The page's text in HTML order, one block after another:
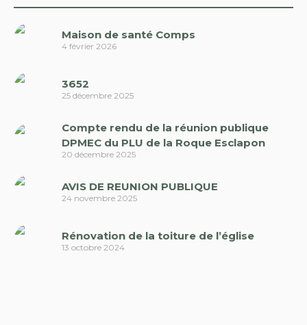
Maison de santé Comps
4 février 2026
3652
25 décembre 2025
Compte rendu de la réunion publique
DPMEC du PLU de la Roque Esclapon
20 décembre 2025
AVIS DE REUNION PUBLIQUE
24 novembre 2025
Rénovation de la toiture de l’église
13 octobre 2024